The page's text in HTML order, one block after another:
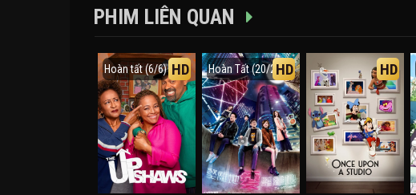
PHIM LIÊN QUAN
Hoàn tất (6/6) HD Hoàn Tất (20/20)HD HD